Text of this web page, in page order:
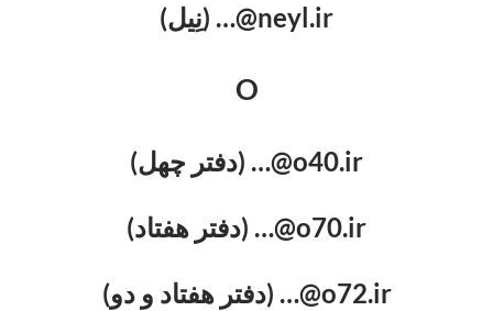
neyl.ir@… (نِیل)
O
o40.ir@… (دفتر چهل)
o70.ir@… (دفتر هفتاد)
o72.ir@… (دفتر هفتاد و دو)